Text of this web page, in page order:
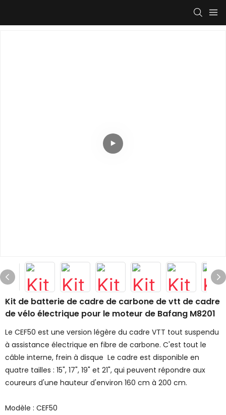
Kit de batterie de cadre de carbone de vtt de cadre
de vélo électrique pour le moteur de Bafang M8201
Le CEF50 est une version légère du cadre VTT tout suspendu
à assistance électrique en fibre de carbone. C'est tout le
câble interne, frein à disque Le cadre est disponible en
quatre tailles : 15", 17", 19" et 21", qui peuvent répondre aux
coureurs d'une hauteur d'environ 160 cm à 200 cm.
Modèle : CEF50